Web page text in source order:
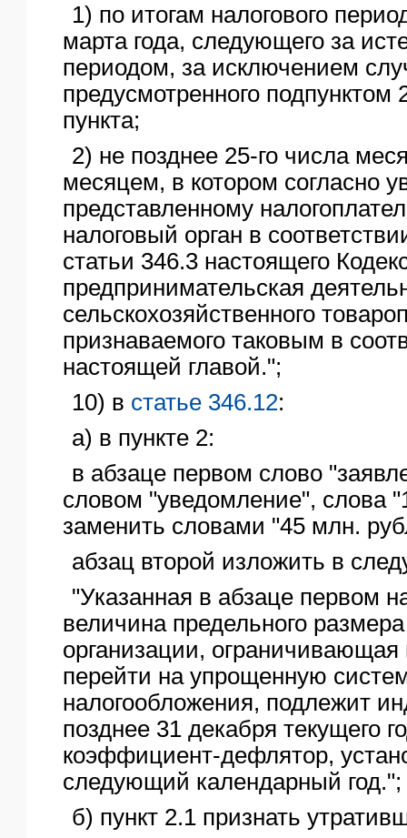
1) по итогам налогового
марта года, следующего за
периодом, за исключением
предусмотренного подпунктом
пункта;
2) не позднее 25-го числа
месяцем, в котором согласно
представленному
налоговый орган в
статьи 346.3 настоящего
предпринимательская
сельскохозяйственного
признаваемого таковым в
настоящей главой.";
10) в статье 346.12:
а) в пункте 2:
в абзаце первом слово
словом "уведомление", слова
заменить словами "45 млн.
абзац второй изложить в
"Указанная в абзаце первом
величина предельного
организации, ограничивающая
перейти на упрощенную
налогообложения, подлежит
позднее 31 декабря текущего
коэффициент-дефлятор,
следующий календарный год.";
б) пункт 2.1 признать